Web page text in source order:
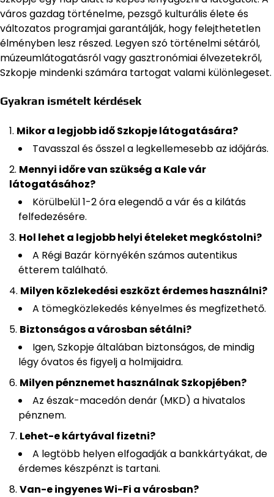
város gazdag történelme, pezsgő kulturális élete és
változatos programjai garantálják, hogy felejthetetlen
élményben lesz részed. Legyen szó történelmi sétáról,
múzeumlátogatásról vagy gasztronómiai élvezetekről,
Szkopje mindenki számára tartogat valami különlegeset.
Gyakran ismételt kérdések
Mikor a legjobb idő Szkopje látogatására?
Tavasszal és ősszel a legkellemesebb az időjárás.
Mennyi időre van szükség a Kale vár
látogatásához?
Körülbelül 1-2 óra elegendő a vár és a kilátás
felfedezésére.
Hol lehet a legjobb helyi ételeket megkóstolni?
A Régi Bazár környékén számos autentikus
étterem található.
Milyen közlekedési eszközt érdemes használni?
A tömegközlekedés kényelmes és megfizethető.
Biztonságos a városban sétálni?
Igen, Szkopje általában biztonságos, de mindig
légy óvatos és figyelj a holmijaidra.
Milyen pénznemet használnak Szkopjében?
Az észak-macedón denár (MKD) a hivatalos
pénznem.
Lehet-e kártyával fizetni?
A legtöbb helyen elfogadják a bankkártyákat, de
érdemes készpénzt is tartani.
Van-e ingyenes Wi-Fi a városban?